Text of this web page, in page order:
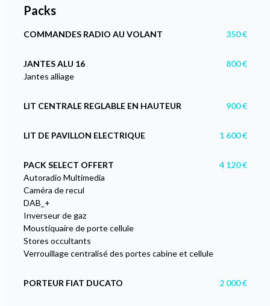
Packs
COMMANDES RADIO AU VOLANT 350 €
JANTES ALU 16
800 €
Jantes alliage
LIT CENTRALE REGLABLE EN HAUTEUR 900 €
LIT DE PAVILLON ELECTRIQUE 1 600 €
PACK SELECT OFFERT
4 120 €
Autoradio Multimedia
Caméra de recul
DAB_+
Inverseur de gaz
Moustiquaire de porte cellule
Stores occultants
Verrouillage centralisé des portes cabine et cellule
PORTEUR FIAT DUCATO 2 000 €